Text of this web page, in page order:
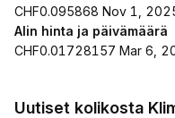
CHF0.095868 Nov 1,
Alin hinta ja päivämäärä
CHF0.01728157 Mar 6,
Uutiset kolikosta